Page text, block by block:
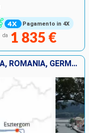
Pagamento in 4X
da 1 835 €
AUSTRIA, UNGHERIA, SLOVACCHIA, ROMANIA, GERMANIA